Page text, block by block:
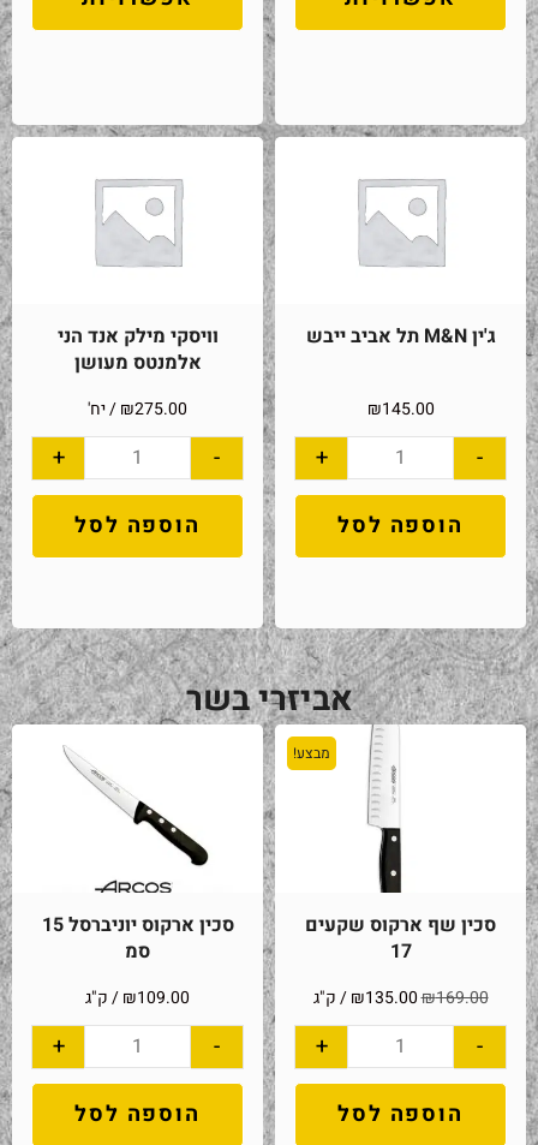
ג'ין M&N תל אביב ייבש
₪145.00
-
+
הוספה לסל
וויסקי מילק אנד הני
אלמנטס מעושן
₪275.00 / יח'
-
+
הוספה לסל
אביזרי בשר
מבצע!
סכין שף ארקוס שקעים
17
₪169.00
₪135.00 / ק"ג
-
+
הוספה לסל
סכין ארקוס יוניברסל 15
סמ
₪109.00 / ק"ג
-
+
הוספה לסל